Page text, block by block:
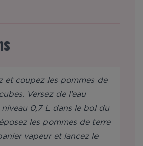
et coupez les pommes de
Versez de l’eau
niveau 0,7 L dans le bol du
les pommes de terre
vapeur et lancez le